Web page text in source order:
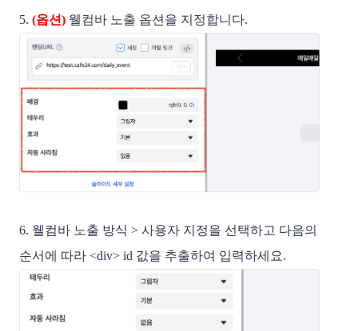
5. (옵션) 웰컴바 노출 옵션을 지정합니다.
6. 웰컴바 노출 방식 > 사용자 지정을 선택하고 다음의
순서에 따라 <div> id 값을 추출하여 입력하세요.